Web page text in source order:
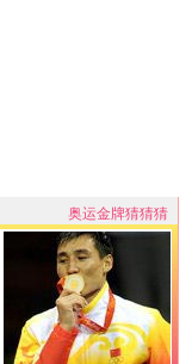
奥运金牌猜猜猜